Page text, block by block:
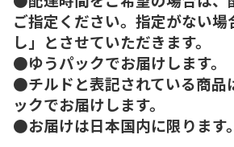
ご指定ください。指定がない場
し」とさせていただきます。
●ゆうパックでお届けします。
●チルドと表記されている商品
ックでお届けします。
●お届けは日本国内に限ります。